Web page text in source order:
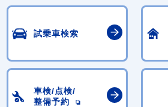
試乗車検索
車検/点検/
整備予約